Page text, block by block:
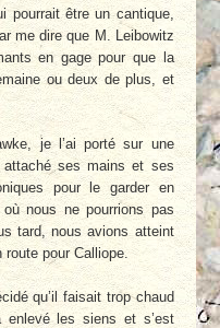
pourrait être un cantique,
me dire que M. Leibowitz
en gage pour que la
ou deux de plus, et
je l’ai porté sur une
attaché ses mains et ses
pour le garder en
nous ne pourrions pas
tard, nous avions atteint
pour Calliope.
qu’il faisait trop chaud
enlevé les siens et s’est